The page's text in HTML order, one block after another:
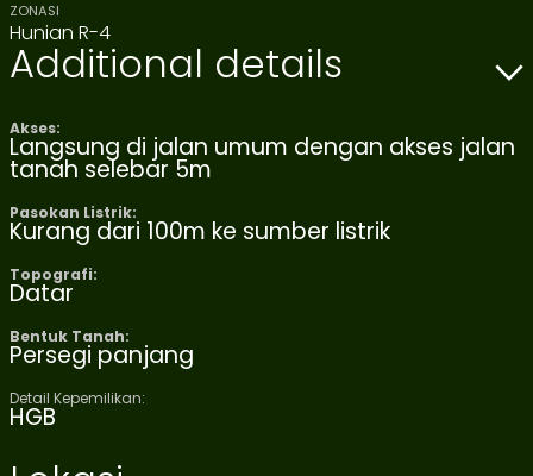
ZONASI
Hunian R-4
Additional details
Akses:
Langsung di jalan umum dengan akses jalan
tanah selebar 5m
Pasokan Listrik:
Kurang dari 100m ke sumber listrik
Topografi:
Datar
Bentuk Tanah:
Persegi panjang
Detail Kepemilikan:
HGB